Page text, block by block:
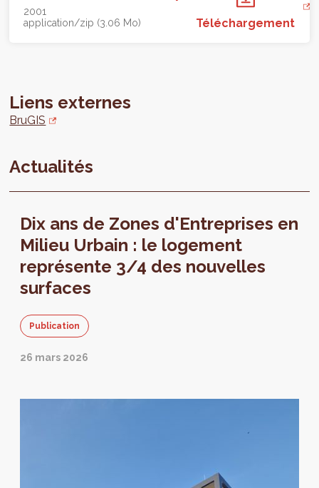
2001
application/zip (3.06 Mo)
Téléchargement
Liens externes
BruGIS
Actualités
Dix ans de Zones d'Entreprises en
Milieu Urbain : le logement
représente 3/4 des nouvelles
surfaces
Publication
26 mars 2026